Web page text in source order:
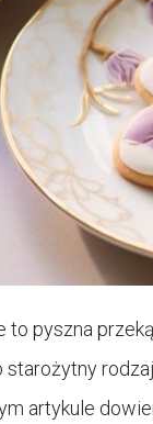
to pyszna
starożytny
artykule